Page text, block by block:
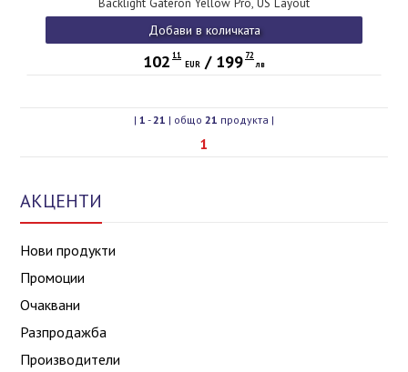
Backlight Gateron Yellow Pro, US Layout
Добави в количката
102 11
EUR / 199 72
лв
| 1 -21 | общо 21 продукта |
1
АКЦЕНТИ
Нови продукти
Промоции
Очаквани
Разпродажба
Производители